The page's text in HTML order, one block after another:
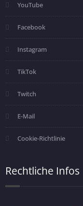
YouTube
Facebook
Instagram
TikTok
Twitch
E-Mail
Cookie-Richtlinie
Rechtliche Infos